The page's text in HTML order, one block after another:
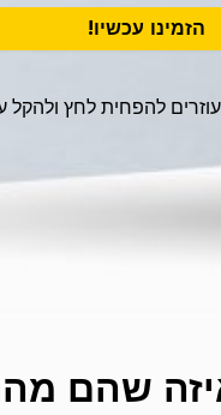
הזמינו עכשיו!
שהם